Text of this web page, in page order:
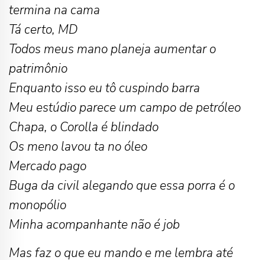
termina na cama
Tá certo, MD
Todos meus mano planeja aumentar o
patrimônio
Enquanto isso eu tô cuspindo barra
Meu estúdio parece um campo de petróleo
Chapa, o Corolla é blindado
Os meno lavou ta no óleo
Mercado pago
Buga da civil alegando que essa porra é o
monopólio
Minha acompanhante não é job
Mas faz o que eu mando e me lembra até